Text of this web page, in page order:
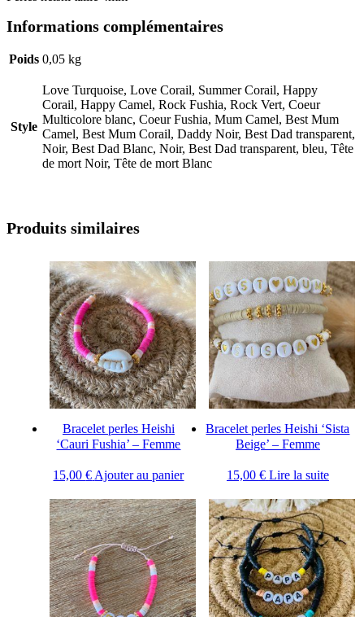
Informations complémentaires
Poids 0,05 kg
Style
Love Turquoise, Love Corail, Summer Corail, Happy
Corail, Happy Camel, Rock Fushia, Rock Vert, Coeur
Multicolore blanc, Coeur Fushia, Mum Camel, Best Mum
Camel, Best Mum Corail, Daddy Noir, Best Dad transparent,
Noir, Best Dad Blanc, Noir, Best Dad transparent, bleu, Tête
de mort Noir, Tête de mort Blanc
Produits similaires
Bracelet perles Heishi
‘Cauri Fushia’ – Femme
15,00€ Ajouter au panier
Bracelet perles Heishi ‘Sista
Beige’ – Femme
15,00 € Lire la suite